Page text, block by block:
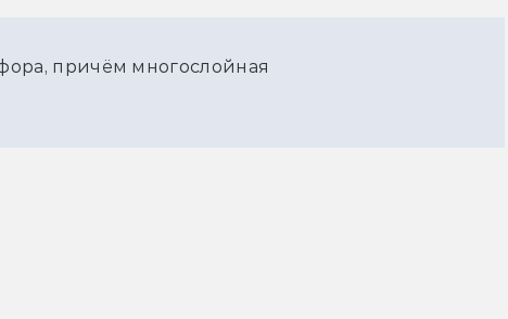
причём многослойная